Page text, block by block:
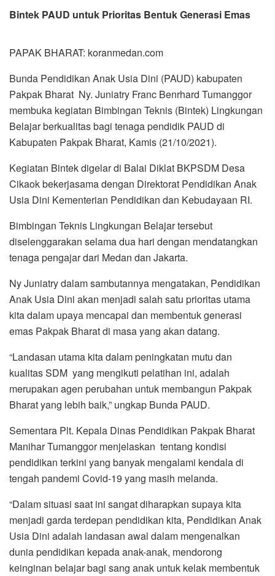
Bintek PAUD untuk Prioritas Bentuk Generasi Emas
PAPAK BHARAT: koranmedan.com
Bunda Pendidikan Anak Usia Dini (PAUD) kabupaten
Pakpak Bharat Ny. Juniatry Franc Benrhard Tumanggor
membuka kegiatan Bimbingan Teknis (Bintek) Lingkungan
Belajar berkualitas bagi tenaga pendidik PAUD di
Kabupaten Pakpak Bharat, Kamis (21/10/2021).
Kegiatan Bintek digelar di Balai Diklat BKPSDM Desa
Cikaok bekerjasama dengan Direktorat Pendidikan Anak
Usia Dini Kementerian Pendidikan dan Kebudayaan RI.
Bimbingan Teknis Lingkungan Belajar tersebut
diselenggarakan selama dua hari dengan mendatangkan
tenaga pengajar dari Medan dan Jakarta.
Ny Juniatry dalam sambutannya mengatakan, Pendidikan
Anak Usia Dini akan menjadi salah satu prioritas utama
kita dalam upaya mencapai dan membentuk generasi
emas Pakpak Bharat di masa yang akan datang.
“Landasan utama kita dalam peningkatan mutu dan
kualitas SDM yang mengikuti pelatihan ini, adalah
merupakan agen perubahan untuk membangun Pakpak
Bharat yang lebih baik,” ungkap Bunda PAUD.
Sementara Plt. Kepala Dinas Pendidikan Pakpak Bharat
Manihar Tumanggor menjelaskan tentang kondisi
pendidikan terkini yang banyak mengalami kendala di
tengah pandemi Covid-19 yang masih melanda.
“Dalam situasi saat ini sangat diharapkan supaya kita
menjadi garda terdepan pendidikan kita, Pendidikan Anak
Usia Dini adalah landasan awal dalam mengenalkan
dunia pendidikan kepada anak-anak, mendorong
keinginan belajar bagi sang anak untuk kelak membentuk